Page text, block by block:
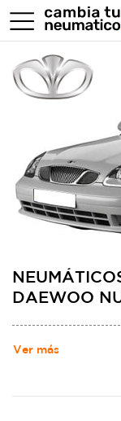
DAEWOO
Ver más